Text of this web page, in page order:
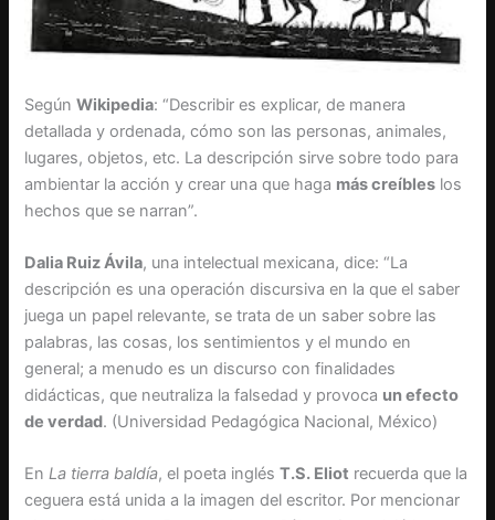
SegúnWikipedia: “Describir es explicar, de manera
detallada y ordenada, cómo son las personas, animales,
lugares, objetos, etc. La descripción sirve sobre todo para
ambientar la acción y crear una que haga más creíbles los
hechos que se narran”.
Dalia Ruiz Ávila, una intelectual mexicana, dice: “La
descripción es una operación discursiva en la que el saber
juega un papel relevante, se trata de un saber sobre las
palabras, las cosas, los sentimientos y el mundo en
general; a menudo es un discurso con finalidades
didácticas, que neutraliza la falsedad y provoca un efecto
de verdad. (Universidad Pedagógica Nacional, México)
EnLa tierra baldía, el poeta inglésT.S. Eliot recuerda que la
ceguera está unida a la imagen del escritor. Por mencionar